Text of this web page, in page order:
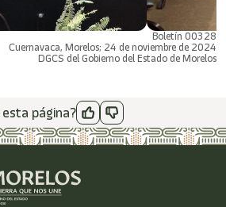
Boletín 00328
Cuernavaca, Morelos; 24 de noviembre de 2024
DGCS del Gobierno del Estado de Morelos
página?